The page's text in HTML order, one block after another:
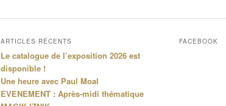
ARTICLES RÉCENTS
Le catalogue de l’exposition 2026 est
disponible !
Une heure avec Paul Moal
EVENEMENT : Après-midi thématique
FACEBOOK